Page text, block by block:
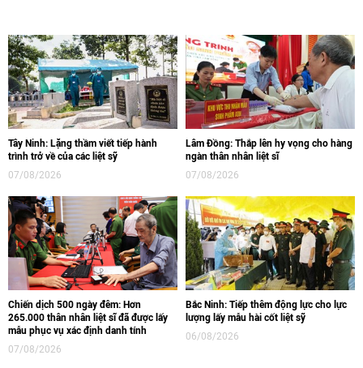
Tây Ninh: Lặng thầm viết tiếp hành
trình trở về của các liệt sỹ
07/08/2026
Lâm Đồng: Thắp lên hy vọng cho hàng
ngàn thân nhân liệt sĩ
07/08/2026
Chiến dịch 500 ngày đêm: Hơn
265.000 thân nhân liệt sĩ đã được lấy
mẫu phục vụ xác định danh tính
07/08/2026
Bắc Ninh: Tiếp thêm động lực cho lực
lượng lấy mẫu hài cốt liệt sỹ
06/08/2026